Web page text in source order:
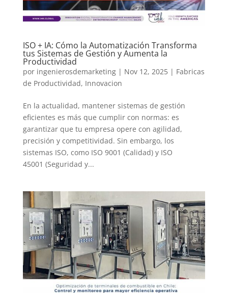
ISO + IA: Cómo la Automatización Transforma
tus Sistemas de Gestión y Aumenta la
Productividad
por ingenierosdemarketing| Nov 12, 2025| Fabricas
de Productividad, Innovacion
En la actualidad, mantener sistemas de gestión
eficientes es más que cumplir con normas: es
garantizar que tu empresa opere con agilidad,
precisión y competitividad. Sin embargo, los
sistemas ISO, como ISO 9001 (Calidad) y ISO
45001 (Seguridad y...